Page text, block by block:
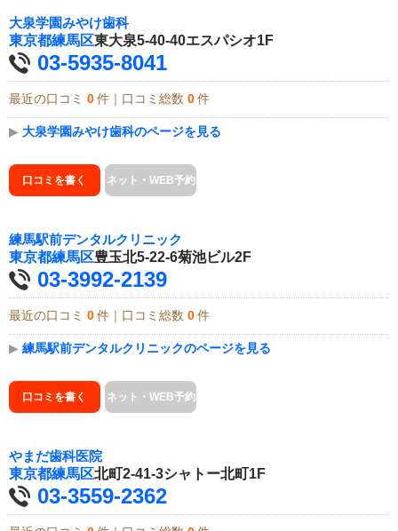
大泉学園みやけ歯科
東京都練馬区東大泉5-40-40エスパシオ1F
03-5935-8041
最近の口コミ 0 件｜口コミ総数 0 件
▶ 大泉学園みやけ歯科のページを見る
口コミを書く ネット・WEB予約
練馬駅前デンタルクリニック
東京都練馬区豊玉北5-22-6菊池ビル2F
03-3992-2139
最近の口コミ 0 件｜口コミ総数 0 件
▶ 練馬駅前デンタルクリニックのページを見る
口コミを書く ネット・WEB予約
やまだ歯科医院
東京都練馬区北町2-41-3シャトー北町1F
03-3559-2362